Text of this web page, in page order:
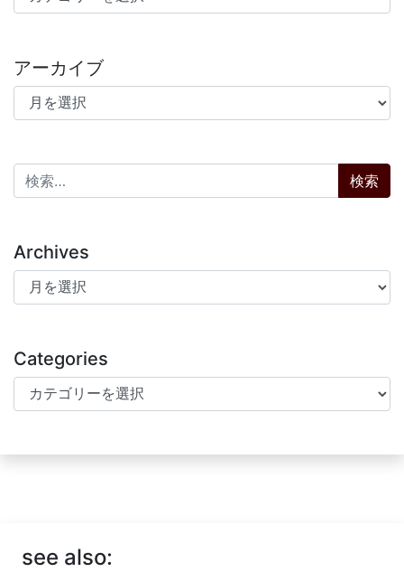
アーカイブ
アーカイブ
検索:
Archives
Archives
Categories
Categories
see also: